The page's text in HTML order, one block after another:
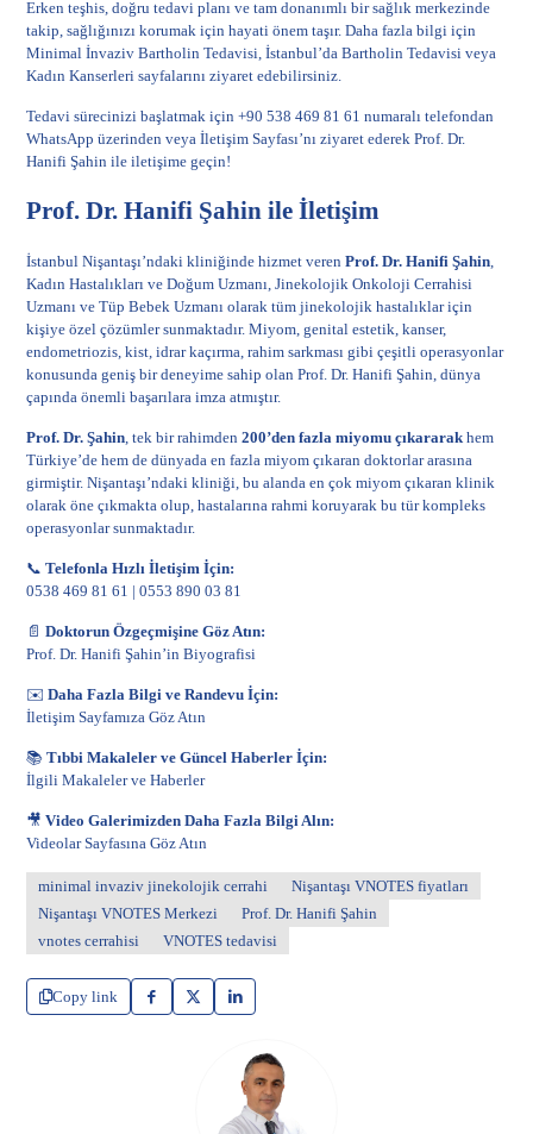
Erken teşhis, doğru tedavi planı ve tam donanımlı bir sağlık merkezinde
takip, sağlığınızı korumak için hayati önem taşır. Daha fazla bilgi için
Minimal İnvaziv Bartholin Tedavisi,İstanbul’da Bartholin Tedavisi veya
Kadın Kanserleri sayfalarını ziyaret edebilirsiniz.
Tedavi sürecinizi başlatmak için +90 538 469 81 61 numaralı telefondan
WhatsApp üzerinden veyaİletişim Sayfası’nı ziyaret ederek Prof. Dr.
Hanifi Şahin ile iletişime geçin!
Prof. Dr. Hanifi Şahin ile İletişim
İstanbul Nişantaşı’ndaki kliniğinde hizmet verenProf. Dr. Hanifi Şahin,
Kadın Hastalıkları ve Doğum Uzmanı, Jinekolojik Onkoloji Cerrahisi
Uzmanı ve Tüp Bebek Uzmanı olarak tüm jinekolojik hastalıklar için
kişiye özel çözümler sunmaktadır. Miyom, genital estetik, kanser,
endometriozis, kist, idrar kaçırma, rahim sarkması gibi çeşitli operasyonlar
konusunda geniş bir deneyime sahip olan Prof. Dr. Hanifi Şahin, dünya
çapında önemli başarılara imza atmıştır.
Prof. Dr. Şahin, tek bir rahimden200’den fazla miyomu çıkararak hem
Türkiye’de hem de dünyada en fazla miyom çıkaran doktorlar arasına
girmiştir. Nişantaşı’ndaki kliniği, bu alanda en çokmiyom çıkaran klinik
olarak öne çıkmakta olup, hastalarına rahmi koruyarak bu tür kompleks
operasyonlar sunmaktadır.
📞Telefonla Hızlı İletişim İçin:
0538 469 81 61 |0553 890 03 81
📄Doktorun Özgeçmişine Göz Atın:
Prof. Dr. Hanifi Şahin’in Biyografisi
✉️Daha Fazla Bilgi ve Randevu İçin:
İletişim Sayfamıza Göz Atın
📚Tıbbi Makaleler ve Güncel Haberler İçin:
İlgili Makaleler ve Haberler
🎥Video Galerimizden Daha Fazla Bilgi Alın:
Videolar Sayfasına Göz Atın
minimal invaziv jinekolojik cerrahi
Nişantaşı VNOTES fiyatları
Nişantaşı VNOTES Merkezi
Prof. Dr. Hanifi Şahin
vnotes cerrahisi
VNOTES tedavisi
Copy link